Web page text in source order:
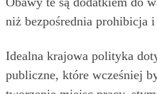
niż bezpośrednia prohibicja
Idealna krajowa polityka
publiczne, które wcześniej